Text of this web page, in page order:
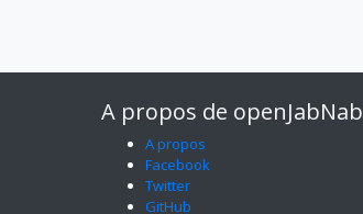
A propos de openJabNab
A propos
Facebook
Twitter
GitHub